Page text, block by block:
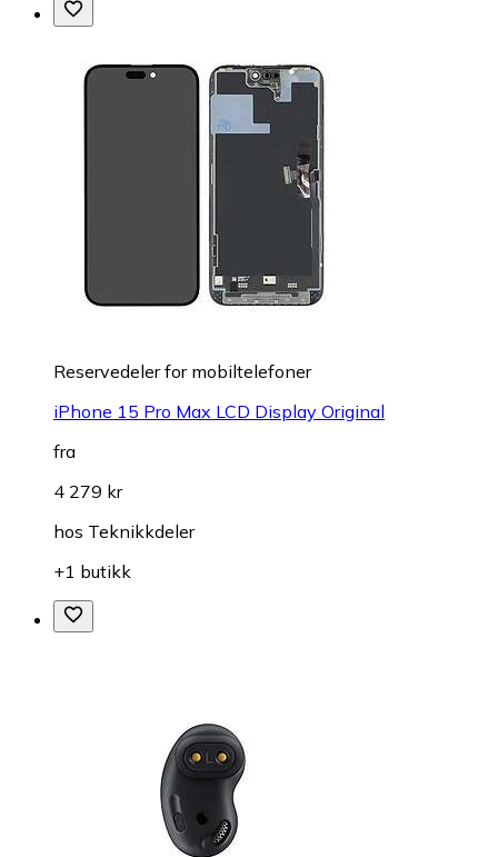
Reservedeler for mobiltelefoner
iPhone 15 Pro Max LCD Display Original
fra
4 279 kr
hos Teknikkdeler
+1 butikk